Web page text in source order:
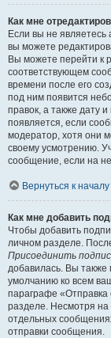
Как мне
Если вы не
вы можете
Вы можете перейти к
соответствующем
времени после его
под ним появится
правок, а также дату
появляется, если
модератор, хотя они
своему усмотрению.
сообщение, если на
Вернуться к началу
Как мне добавить
Чтобы добавить
личном разделе.
Присоединить
добавилась. Вы
умолчанию ко всем
параграфе
разделе. Несмотря на
отдельных
отправки сообщения.